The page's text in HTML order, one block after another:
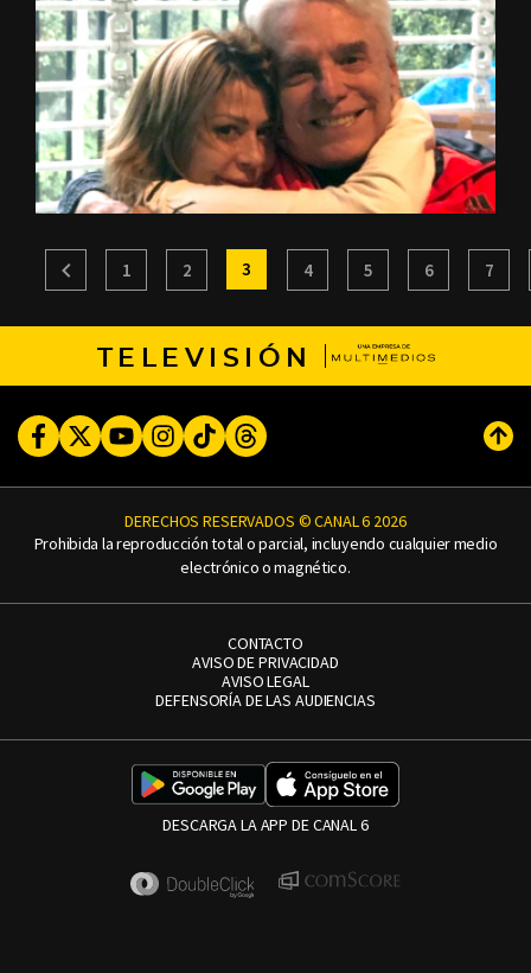
1 2 3 4 5 6 7
TELEVISIÓN
FacebookTwitterYoutubeInstagram
TikTokThreads
DERECHOS RESERVADOS © CANAL 6 2026
Prohibida la reproducción total o parcial, incluyendo cualquier medio
electrónico o magnético.
CONTACTO
AVISO DE PRIVACIDAD
AVISO LEGAL
DEFENSORÍA DE LAS AUDIENCIAS
DESCARGA LA APP DE CANAL 6